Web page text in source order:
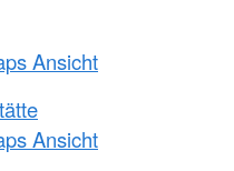
Ansicht
Ansicht